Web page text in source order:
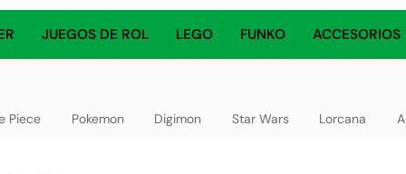
JUEGOS DE ROL LEGO FUNKO ACCESORIOS
Piece Pokemon Digimon Star Wars Lorcana